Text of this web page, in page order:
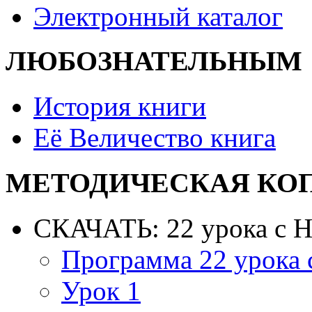
Электронный каталог
ЛЮБОЗНАТЕЛЬНЫМ
История книги
Её Величество книга
МЕТОДИЧЕСКАЯ
СКАЧАТЬ: 22 урока с
Программа 22
Урок 1